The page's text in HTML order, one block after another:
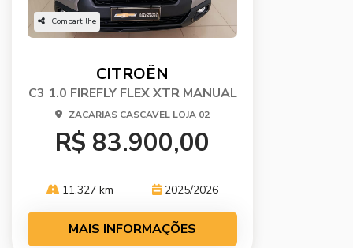
Compartilhe
CITROËN
C3 1.0 FIREFLY FLEX XTR MANUAL
ZACARIAS CASCAVEL LOJA 02
R$ 83.900,00
11.327 km 2025/2026
MAIS INFORMAÇÕES